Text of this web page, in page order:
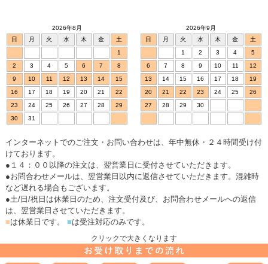
2026年8月
日
月 火 水 木 金
土
1
2
3 4 5 6 7
8
9
10 11 12 13 14
15
16
17 18 19 20 21
22
23
24 25 26 27 28
29
30
31
2026年9月
日
月 火 水 木 金
土
1
2 3 4
5
6
7 8 9 10 11
12
13
14 15 16 17 18
19
20
21 22 23 24 25
26
27
28 29 30
インターネットでのご注文・お問い合わせは、年中無休・２４時間受け付
けております。
●１４：００以降の注文は、翌営業日に受付させていただきます。
●お問合わせメールは、翌営業日以内に返信させていただきます。混雑時
など遅れる場合もございます。
●土/日/祝日は休業日のため、注文受付及び、お問合わせメールへの返信
は、翌営業日させていただきます。
■は休業日です。 ■は受注対応のみです。
クリックで大きくなります